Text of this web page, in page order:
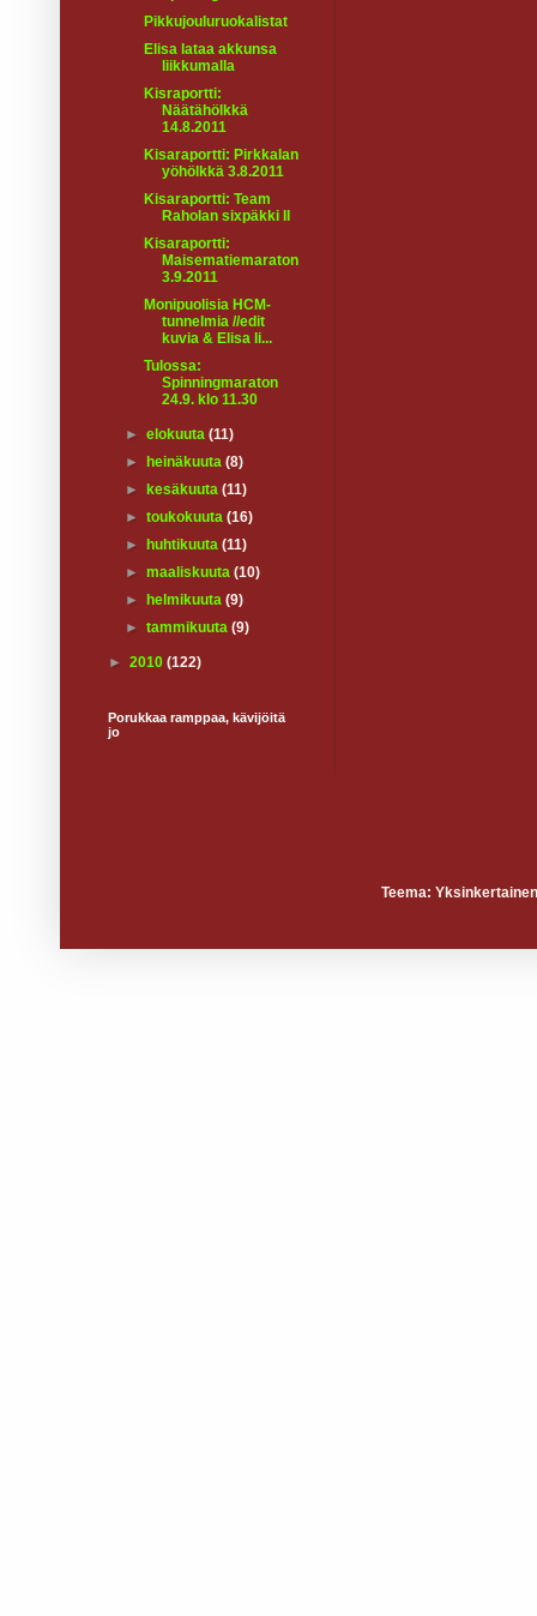
Pikkujouluruokalistat
Elisa lataa akkunsa
liikkumalla
Kisraportti:
Näätähölkkä
14.8.2011
Kisaraportti: Pirkkalan
yöhölkkä 3.8.2011
Kisaraportti: Team
Raholan sixpäkki II
Kisaraportti:
Maisematiemaraton
3.9.2011
Monipuolisia HCM-
tunnelmia //edit
kuvia & Elisa li...
Tulossa:
Spinningmaraton
24.9. klo 11.30
►elokuuta(11)
►
heinäkuuta(8)
►
kesäkuuta(11)
►toukokuuta(16)
►
huhtikuuta(11)
►maaliskuuta(10)
►
helmikuuta(9)
►tammikuuta(9)
► 2010 (122)
Porukkaa ramppaa, kävijöitä
jo
Teema: